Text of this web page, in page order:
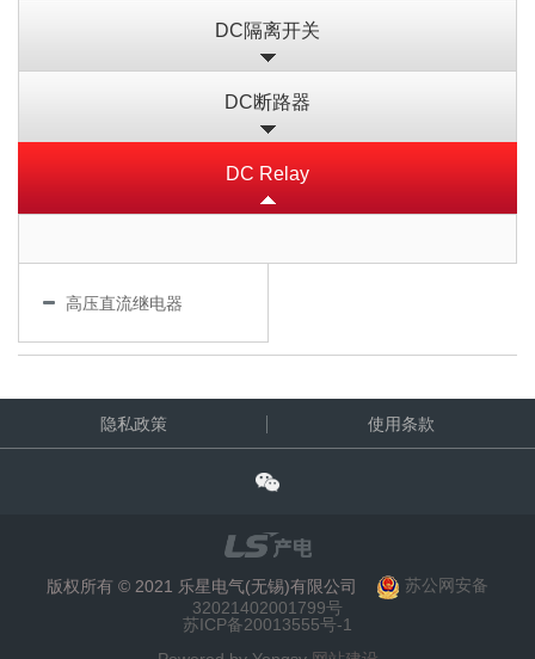
DC隔离开关
DC断路器
DC Relay
高压直流继电器
隐私政策 使用条款
版权所有 © 2021 乐星电气(无锡)有限公司
苏公网安备
32021402001799号
苏ICP备20013555号-1